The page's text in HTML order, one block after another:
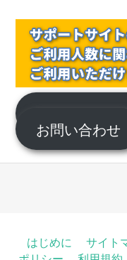
サポートにつ
お問い合わせ
はじめに サイト